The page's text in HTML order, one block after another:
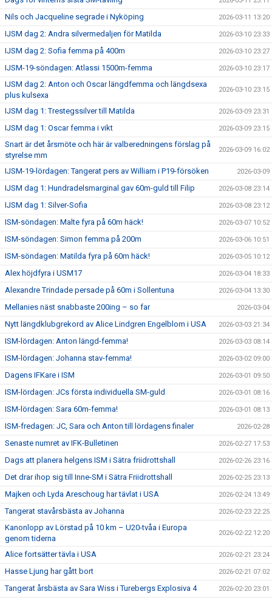
Nils och Jacqueline segrade i Nyköping 2026-03-11 13:20
IJSM dag 2: Andra silvermedaljen för Matilda 2026-03-10 23:33
IJSM dag 2: Sofia femma på 400m 2026-03-10 23:27
IJSM-19-söndagen: Atlassi 1500m-femma 2026-03-10 23:17
IJSM dag 2: Anton och Oscar längdfemma och längdsexa
plus kulsexa
2026-03-10 23:15
IJSM dag 1: Trestegssilver till Matilda 2026-03-09 23:31
IJSM dag 1: Oscar femma i vikt 2026-03-09 23:15
Snart är det årsmöte och här är valberedningens förslag på
styrelse mm
2026-03-09 16:02
IJSM-19-lördagen: Tangerat pers av William i P19-försöken 2026-03-09
IJSM dag 1: Hundradelsmarginal gav 60m-guld till Filip 2026-03-08 23:14
IJSM dag 1: Silver-Sofia 2026-03-08 23:12
ISM-söndagen: Malte fyra på 60m häck! 2026-03-07 10:52
ISM-söndagen: Simon femma på 200m 2026-03-06 10:51
ISM-söndagen: Matilda fyra på 60m häck! 2026-03-05 10:12
Alex höjdfyra i USM17 2026-03-04 18:33
Alexandre Trindade persade på 60m i Sollentuna 2026-03-04 13:30
Mellanies näst snabbaste 200ing – so far 2026-03-04
Nytt längdklubgrekord av Alice Lindgren Engelblom i USA 2026-03-03 21:34
ISM-lördagen: Anton längd-femma! 2026-03-03 08:14
ISM-lördagen: Johanna stav-femma! 2026-03-02 09:00
Dagens IFKare i ISM 2026-03-01 09:50
ISM-lördagen: JCs första individuella SM-guld 2026-03-01 08:16
ISM-lördagen: Sara 60m-femma! 2026-03-01 08:13
ISM-fredagen: JC, Sara och Anton till lördagens finaler 2026-02-28
Senaste numret av IFK-Bulletinen 2026-02-27 17:53
Dags att planera helgens ISM i Sätra friidrottshall 2026-02-26 23:16
Det drar ihop sig till Inne-SM i Sätra Friidrottshall 2026-02-25 23:13
Majken och Lyda Areschoug har tävlat i USA 2026-02-24 13:49
Tangerat stavårsbästa av Johanna 2026-02-23 22:25
Kanonlopp av Lörstad på 10 km – U20-tvåa i Europa
genom tiderna
2026-02-22 12:20
Alice fortsätter tävla i USA 2026-02-21 23:24
Hasse Ljung har gått bort 2026-02-21 07:02
Tangerat årsbästa av Sara Wiss i Turebergs Explosiva 4 2026-02-20 23:01